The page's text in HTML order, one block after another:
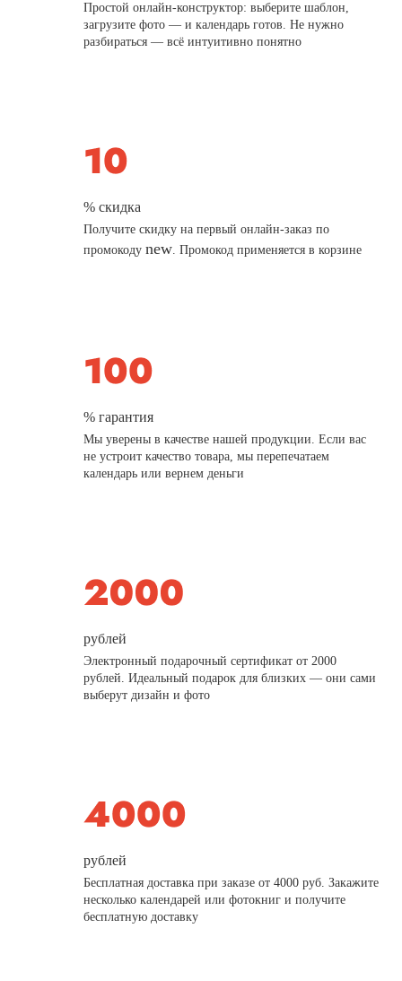
Простой онлайн-конструктор: выберите шаблон,
загрузите фото — и календарь готов. Не нужно
разбираться — всё интуитивно понятно
% скидка
Получите скидку на первый онлайн-заказ по
промокодуnew. Промокод применяется в корзине
% гарантия
Мы уверены в качестве нашей продукции. Если вас
не устроит качество товара, мы перепечатаем
календарь или вернем деньги
рублей
Электронный подарочный сертификат от 2000
рублей. Идеальный подарок для близких — они сами
выберут дизайн и фото
рублей
Бесплатная доставка при заказе от 4000 руб. Закажите
несколько календарей или фотокниг и получите
бесплатную доставку